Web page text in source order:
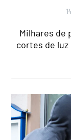
Milhares de
cortes de